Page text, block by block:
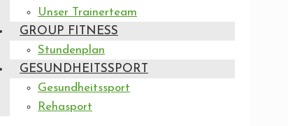
Unser Trainerteam
GROUP FITNESS
Stundenplan
GESUNDHEITSSPORT
Gesundheitssport
Rehasport